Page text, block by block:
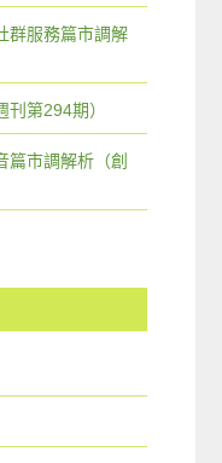
群服務篇市調解
第294期）
篇市調解析（創